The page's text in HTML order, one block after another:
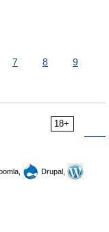
7 8
9
18+
Drupal,